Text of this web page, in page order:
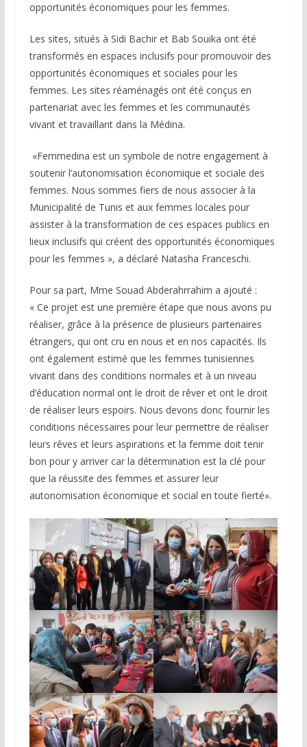
opportunités économiques pour les femmes.
Les sites, situés à Sidi Bachir et Bab Souika ont été
transformés en espaces inclusifs pour promouvoir des
opportunités économiques et sociales pour les
femmes. Les sites réaménagés ont été conçus en
partenariat avec les femmes et les communautés
vivant et travaillant dans la Médina.
«Femmedina est un symbole de notre engagement à
soutenir l’autonomisation économique et sociale des
femmes. Nous sommes fiers de nous associer à la
Municipalité de Tunis et aux femmes locales pour
assister à la transformation de ces espaces publics en
lieux inclusifs qui créent des opportunités économiques
pour les femmes », a déclaré Natasha Franceschi.
Pour sa part, Mme Souad Abderahrrahim a ajouté :
« Ce projet est une première étape que nous avons pu
réaliser, grâce à la présence de plusieurs partenaires
étrangers, qui ont cru en nous et en nos capacités. Ils
ont également estimé que les femmes tunisiennes
vivant dans des conditions normales et à un niveau
d’éducation normal ont le droit de rêver et ont le droit
de réaliser leurs espoirs. Nous devons donc fournir les
conditions nécessaires pour leur permettre de réaliser
leurs rêves et leurs aspirations et la femme doit tenir
bon pour y arriver car la détermination est la clé pour
que la réussite des femmes et assurer leur
autonomisation économique et social en toute fierté».